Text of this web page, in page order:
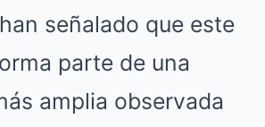
señalado que este
parte de una
amplia observada